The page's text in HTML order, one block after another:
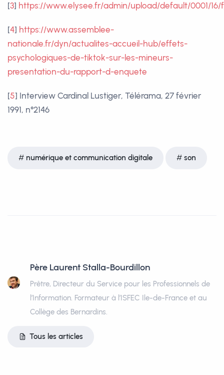
[3] https://www.elysee.fr/admin/upload/default/0001/16/
[4] https://www.assemblee-
nationale.fr/dyn/actualites-accueil-hub/effets-
psychologiques-de-tiktok-sur-les-mineurs-
presentation-du-rapport-d-enquete
[5] Interview Cardinal Lustiger, Télérama, 27 février
1991, n°2146
numérique et communication digitale son
Père Laurent Stalla-Bourdillon
Prêtre, Directeur du Service pour les Professionnels de
l’Information. Formateur à l’ISFEC Ile-de-France et au
Collège des Bernardins.
Tous les articles